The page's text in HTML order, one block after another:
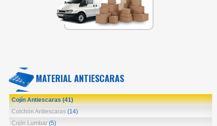
MATERIAL ANTIESCARAS
Cojín Antiescaras(41)
Colchón Antiescaras (14)
Cojín Lumbar (5)